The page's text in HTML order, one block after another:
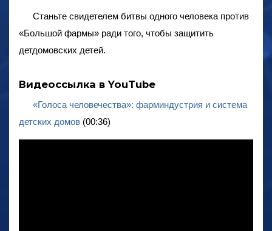
Станьте свидетелем битвы одного человека против
«Большой фармы» ради того, чтобы защитить
детдомовских детей.
Видеоссылка в YouTube
«Голоса человечества»: фарминдустрия и система
детских домов (00:36)